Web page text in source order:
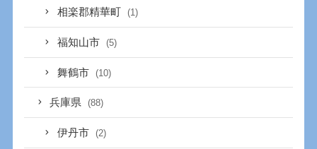
相楽郡精華町 (1)
福知山市 (5)
舞鶴市 (10)
兵庫県 (88)
伊丹市 (2)